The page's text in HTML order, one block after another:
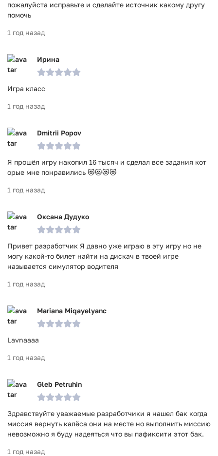
пожалуйста исправьте и сделайте источник какому другу
помочь
1 год назад
Ирина
Игра класс
1 год назад
Dmitrii Popov
Я прошёл игру накопил 16 тысяч и сделал все задания кот
орые мне понравились 😻😻😻😻
1 год назад
Оксана Дудуко
Привет разработчик Я давно уже играю в эту игру но не
могу какой-то билет найти на дискач в твоей игре
называется симулятор водителя
1 год назад
Mariana Miqayelyanc
Lavnaaaa
1 год назад
Gleb Petruhin
Здравствуйте уважаемые разработчики я нашел бак когда
миссия вернуть калёса они на месте но выполнить миссию
невозможно я буду надеяться что вы пафиксити этот бак.
1 год назад